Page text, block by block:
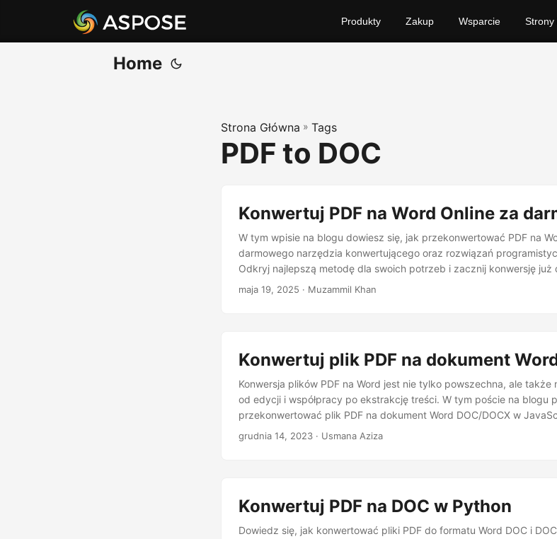
Produkty Zakup Wsparcie Strony
Home
Strona Główna » Tags
PDF to DOC
Konwertuj PDF na Word Online za
W tym wpisie na blogu dowiesz się, jak przekonwertować PDF na
darmowego narzędzia konwertującego oraz rozwiązań
Odkryj najlepszą metodę dla swoich potrzeb i zacznij konwersję już
maja 19, 2025 · Muzammil Khan
Konwertuj plik PDF na dokument
Konwersja plików PDF na Word jest nie tylko powszechna, ale
od edycji i współpracy po ekstrakcję treści. W tym poście na blogu
przekonwertować plik PDF na dokument Word DOC/DOCX w
grudnia 14, 2023 · Usmana Aziza
Konwertuj PDF na DOC w Python
Dowiedz się, jak konwertować pliki PDF do formatu Word DOC i